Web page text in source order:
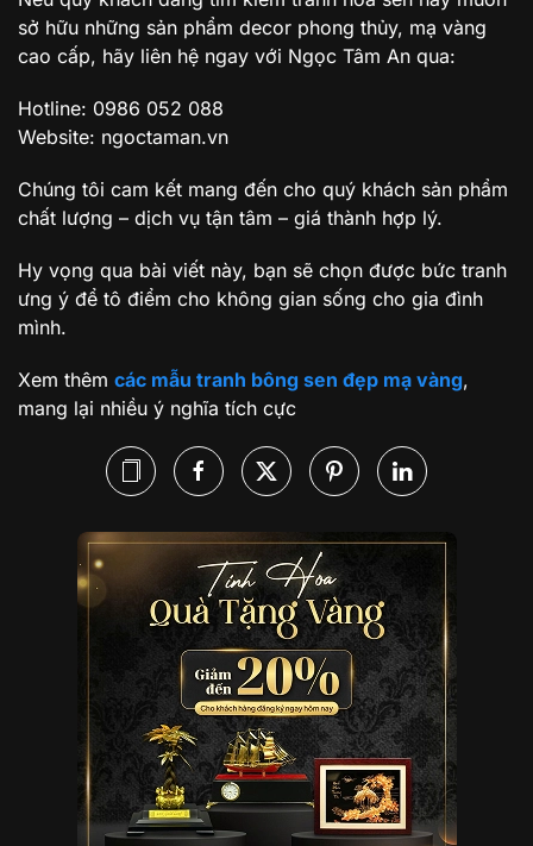
sở hữu những sản phẩm decor phong thủy, mạ vàng
cao cấp, hãy liên hệ ngay với Ngọc Tâm An qua:
Hotline: 0986 052 088
Website: ngoctaman.vn
Chúng tôi cam kết mang đến cho quý khách sản phẩm
chất lượng – dịch vụ tận tâm – giá thành hợp lý.
Hy vọng qua bài viết này, bạn sẽ chọn được bức tranh
ưng ý để tô điểm cho không gian sống cho gia đình
mình.
Xem thêm các mẫu tranh bông sen đẹp mạ vàng,
mang lại nhiều ý nghĩa tích cực